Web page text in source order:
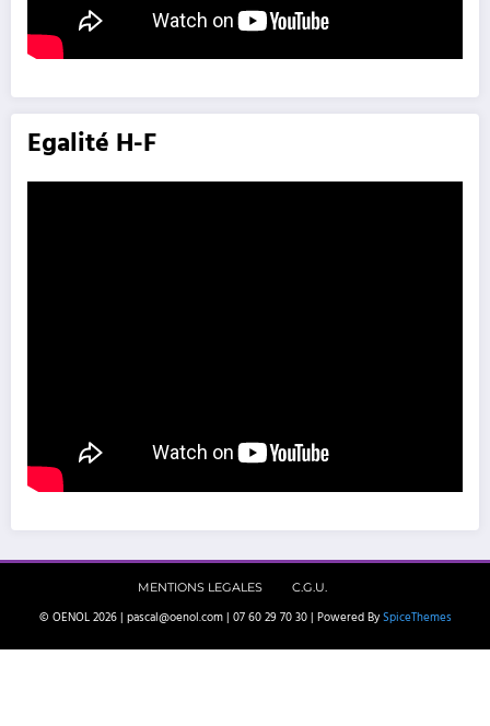
Egalité H-F
MENTIONS LEGALES C.G.U.
© OENOL 2026 | pascal@oenol.com | 07 60 29 70 30 | Powered By SpiceThemes